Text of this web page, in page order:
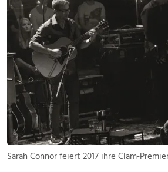
Sarah Connor feiert 2017 ihre Clam-